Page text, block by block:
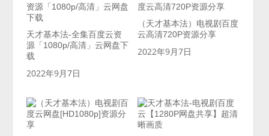
天才基本法-全集百度云资
源「1080p/高清」云网盘下
载
2022年9月7日
（天才基本法）电视剧百度
云高清720P资源分享
2022年9月7日